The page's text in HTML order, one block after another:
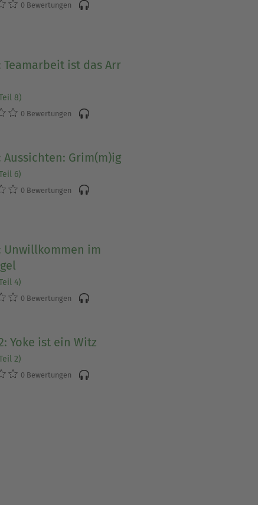
0 Bewertungen
Teamarbeit ist das Arr
8)
0 Bewertungen
Aussichten: Grim(m)ig
6)
0 Bewertungen
Unwillkommen im
4)
0 Bewertungen
Yoke ist ein Witz
2)
0 Bewertungen